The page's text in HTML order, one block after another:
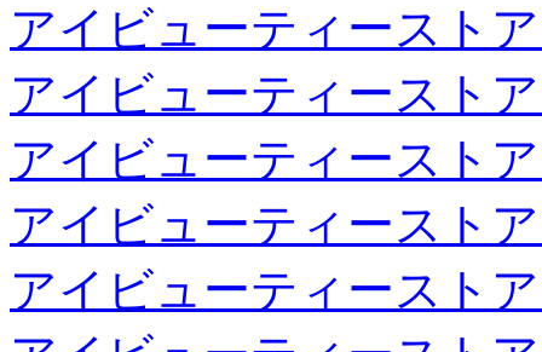
アイビューティースト
アイビューティースト
アイビューティースト
アイビューティースト
アイビューティースト